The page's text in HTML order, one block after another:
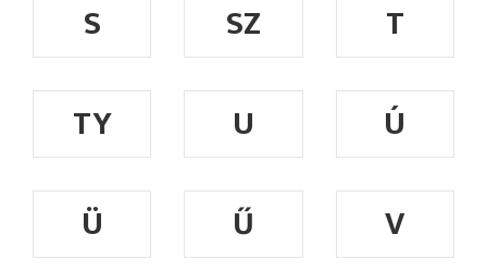
S SZ
T
TY
U
Ú
Ü
Ű
V